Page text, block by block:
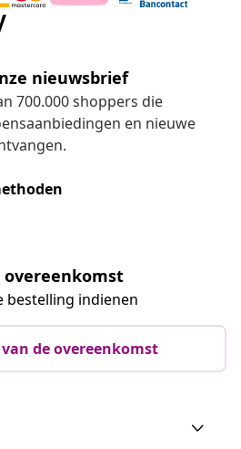
nieuwsbrief
700.000 shoppers die
en nieuwe
overeenkomst
bestelling indienen
de overeenkomst